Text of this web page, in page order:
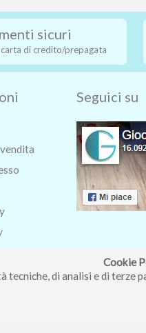
Cookie
di analisi e di terze
sicuri
di credito/prepagata
Seguici su
- Via Carlo Pisacane 9/11